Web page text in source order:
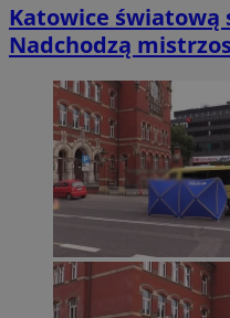
Katowice światową
Nadchodzą